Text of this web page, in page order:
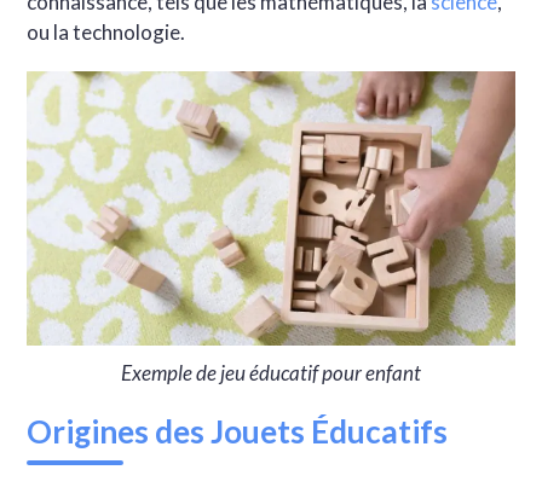
ou la technologie.
Exemple de jeu éducatif pour enfant
Origines des Jouets Éducatifs